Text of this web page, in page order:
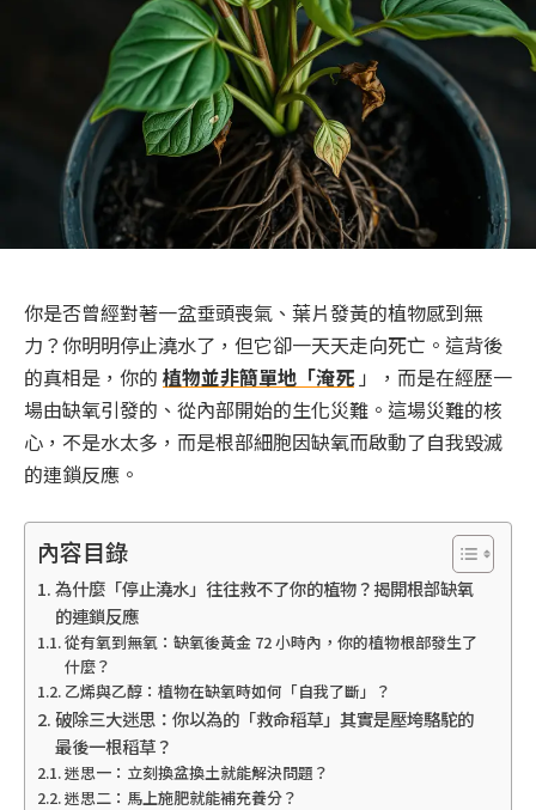
你是否曾經對著一盆垂頭喪氣、葉片發黃的植物感到無
力？你明明停止澆水了，但它卻一天天走向死亡。這背後
的真相是，你的 植物並非簡單地「淹死 」，而是在經歷一
場由缺氧引發的、從內部開始的生化災難。這場災難的核
心，不是水太多，而是根部細胞因缺氧而啟動了自我毀滅
的連鎖反應。
內容目錄
為什麼「停止澆水」往往救不了你的植物？揭開根部缺氧
的連鎖反應
從有氧到無氧：缺氧後黃金 72 小時內，你的植物根部發生了
什麼？
乙烯與乙醇：植物在缺氧時如何「自我了斷」？
破除三大迷思：你以為的「救命稻草」其實是壓垮駱駝的
最後一根稻草？
迷思一：立刻換盆換土就能解決問題？
迷思二：馬上施肥就能補充養分？